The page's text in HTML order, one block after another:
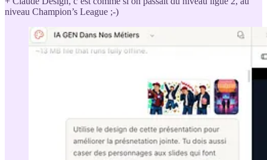
niveau Champion’s League ;-)